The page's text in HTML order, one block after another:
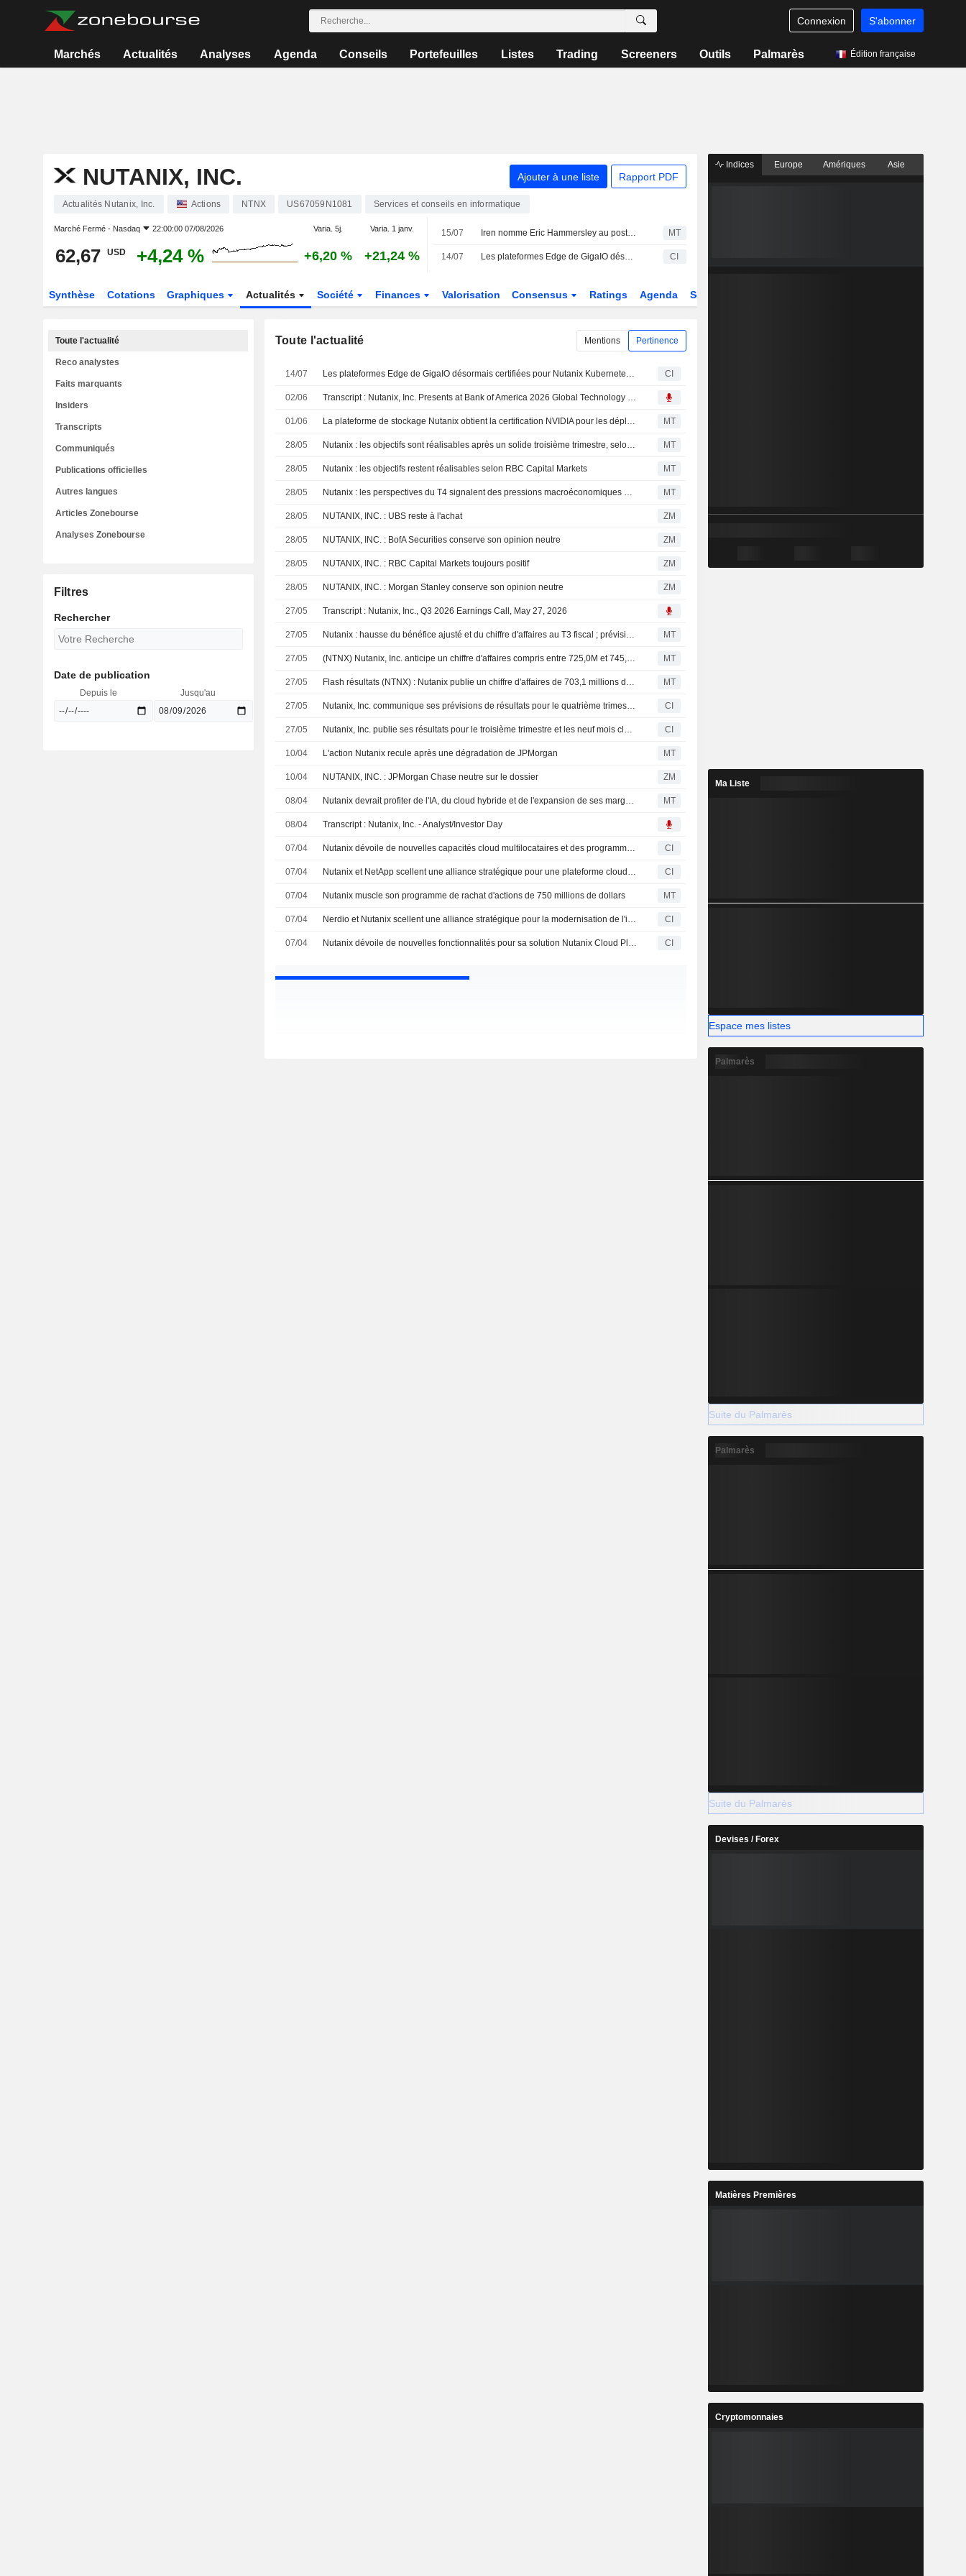
Connexion S'abonner
Marchés Actualités Analyses Agenda Conseils Portefeuilles Listes Trading Screeners Outils Palmarès Édition française
NUTANIX, INC. Ajouter à une liste Rapport PDF
Actualités Nutanix, Inc. Actions NTNX US67059N1081 Services et conseils en informatique
Marché Fermé - Nasdaq 22:00:00 07/08/2026 Varia. 5j. Varia. 1 janv.
62,67 USD +4,24 % +6,20 % +21,24 %
15/07 Iren nomme Eric Hammersley au poste de Chief Information Security Officer MT
14/07 Les plateformes Edge de GigaIO désormais certifiées pour Nutanix Kubernetes Platform et Enterprise AI, résolvant le défi du " dernier kilomètre » de l'IA générative tactique CI
Synthèse Cotations Graphiques Actualités Société Finances Valorisation Consensus Ratings Agenda Secteur
Toute l'actualité Mentions Pertinence
14/07 Les plateformes Edge de GigaIO désormais certifiées pour Nutanix Kubernetes Platform et Enterprise AI, résolvant le défi du " dernier kilomètre » de l'IA générative tactique CI
02/06 Transcript : Nutanix, Inc. Presents at Bank of America 2026 Global Technology Conference, Jun-02-2026 02:00 PM
01/06 La plateforme de stockage Nutanix obtient la certification NVIDIA pour les déploiements d'IA en entreprise MT
28/05 Nutanix : les objectifs sont réalisables après un solide troisième trimestre, selon RBC MT
28/05 Nutanix : les objectifs restent réalisables selon RBC Capital Markets MT
28/05 Nutanix : les perspectives du T4 signalent des pressions macroéconomiques et logistiques, selon Morgan Stanley MT
28/05 NUTANIX, INC. : UBS reste à l'achat ZM
28/05 NUTANIX, INC. : BofA Securities conserve son opinion neutre ZM
28/05 NUTANIX, INC. : RBC Capital Markets toujours positif ZM
28/05 NUTANIX, INC. : Morgan Stanley conserve son opinion neutre ZM
27/05 Transcript : Nutanix, Inc., Q3 2026 Earnings Call, May 27, 2026
27/05 Nutanix : hausse du bénéfice ajusté et du chiffre d'affaires au T3 fiscal ; prévisions établies pour le T4 MT
27/05 (NTNX) Nutanix, Inc. anticipe un chiffre d'affaires compris entre 725,0M et 745,0M de dollars pour le quatrième trimestre MT
27/05 Flash résultats (NTNX) : Nutanix publie un chiffre d'affaires de 703,1 millions de dollars au T3, contre 686,3 millions attendus par le consensus FactSet MT
27/05 Nutanix, Inc. communique ses prévisions de résultats pour le quatrième trimestre 2026 CI
27/05 Nutanix, Inc. publie ses résultats pour le troisième trimestre et les neuf mois clos le 30 avril 2026 CI
10/04 L'action Nutanix recule après une dégradation de JPMorgan MT
10/04 NUTANIX, INC. : JPMorgan Chase neutre sur le dossier ZM
08/04 Nutanix devrait profiter de l'IA, du cloud hybride et de l'expansion de ses marges, selon RBC MT
08/04 Transcript : Nutanix, Inc. - Analyst/Investor Day
07/04 Nutanix dévoile de nouvelles capacités cloud multilocataires et des programmes de validation de services CI
07/04 Nutanix et NetApp scellent une alliance stratégique pour une plateforme cloud moderne CI
07/04 Nutanix muscle son programme de rachat d'actions de 750 millions de dollars MT
07/04 Nerdio et Nutanix scellent une alliance stratégique pour la modernisation de l'informatique utilisateur CI
07/04 Nutanix dévoile de nouvelles fonctionnalités pour sa solution Nutanix Cloud Platform CI
Toute l'actualité
Reco analystes
Faits marquants
Insiders
Transcripts
Communiqués
Publications officielles
Autres langues
Articles Zonebourse
Analyses Zonebourse
Filtres
Rechercher
Date de publication
Depuis le Jusqu'au
Indices Europe Amériques Asie
Ma Liste
Espace mes listes
Palmarès
Suite du Palmarès
Palmarès
Suite du Palmarès
Devises / Forex
Matières Premières
Cryptomonnaies